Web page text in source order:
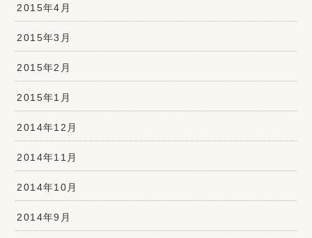
2015年4月
2015年3月
2015年2月
2015年1月
2014年12月
2014年11月
2014年10月
2014年9月